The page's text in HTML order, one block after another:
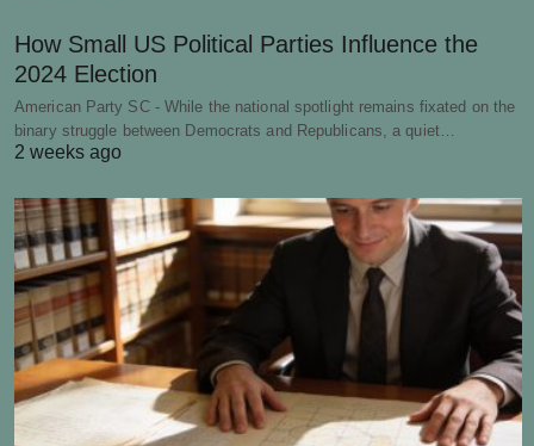
How Small US Political Parties Influence the
2024 Election
American Party SC - While the national spotlight remains fixated on the
binary struggle between Democrats and Republicans, a quiet…
2 weeks ago